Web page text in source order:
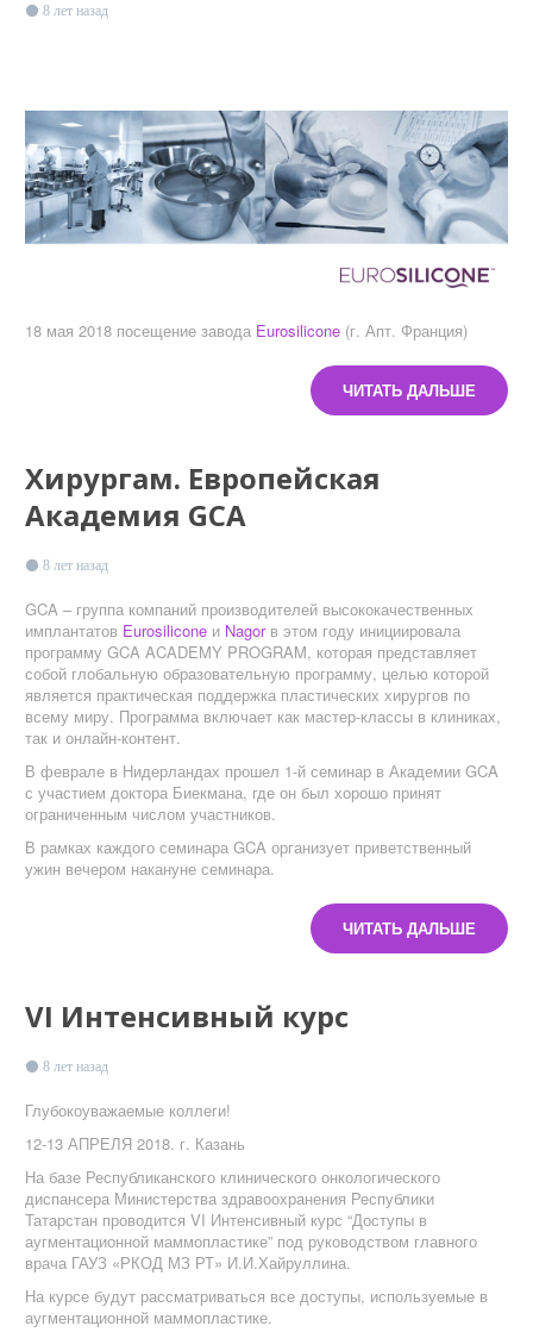
8 лет назад
18 мая 2018 посещение завода Eurosilicone (г. Апт. Франция)
ЧИТАТЬ ДАЛЬШЕ
Хирургам. Европейская
Академия GCA
8 лет назад
GCA – группа компаний производителей высококачественных
имплантатов Eurosilicone и Nagorв этом году инициировала
программу GCA ACADEMY PROGRAM, которая представляет
собой глобальную образовательную программу, целью которой
является практическая поддержка пластических хирургов по
всему миру. Программа включает как мастер-классы в клиниках,
так и онлайн-контент.
В феврале в Нидерландах прошел 1-й семинар в Академии GCA
с участием доктора Биекмана, где он был хорошо принят
ограниченным числом участников.
В рамках каждого семинара GCA организует приветственный
ужин вечером накануне семинара.
ЧИТАТЬ ДАЛЬШЕ
VI Интенсивный курс
8 лет назад
Глубокоуважаемые коллеги!
12-13 АПРЕЛЯ 2018. г. Казань
На базе Республиканского клинического онкологического
диспансера Министерства здравоохранения Республики
Татарстан проводится VI Интенсивный курс “Доступы в
аугментационной маммопластике” под руководством главного
врача ГАУЗ «РКОД МЗ РТ» И.И.Хайруллина.
На курсе будут рассматриваться все доступы, используемые в
аугментационной маммопластике.